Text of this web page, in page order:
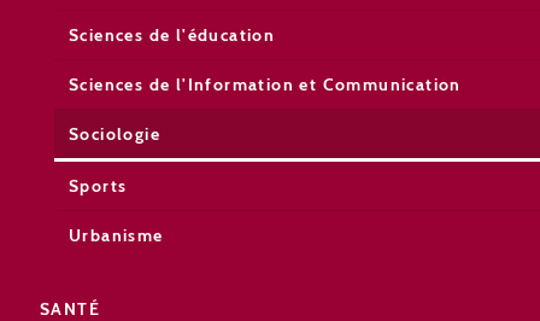
Sciences de l'éducation
Sciences de l'Information et Communication
Sociologie
Sports
Urbanisme
SANTÉ